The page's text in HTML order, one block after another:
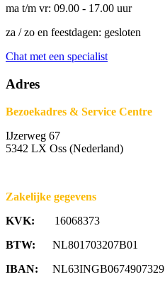
ma t/m vr: 09.00 - 17.00 uur
za / zo en feestdagen: gesloten
Chat met een specialist
Adres
Bezoekadres & Service Centre
IJzerweg 67
5342 LX Oss (Nederland)
Zakelijke gegevens
KVK: 16068373
BTW: NL801703207B01
IBAN: NL63INGB0674907329